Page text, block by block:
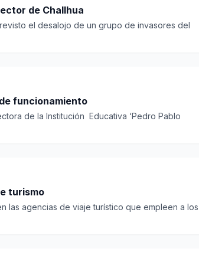
de Challhua
el desalojo de un grupo de invasores del
funcionamiento
de la Institución Educativa ‘Pedro Pablo
turismo
las agencias de viaje turístico que empleen a los